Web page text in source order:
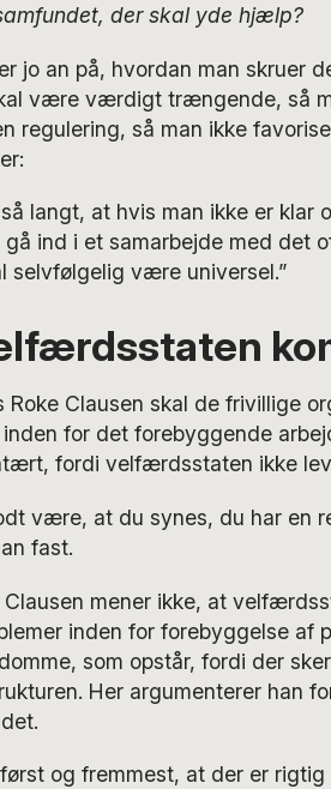
der skal yde hjælp?
jo an på, hvordan man skruer
være værdigt trængende, så
regulering, så man ikke
langt, at hvis man ikke er klar
gå ind i et samarbejde med det
selvfølgelig være universel.”
Roke Clausen skal de frivillige
for det forebyggende
fordi velfærdsstaten ikke
være, at du synes, du har en
fast.
Clausen mener ikke, at
inden for forebyggelse af
som opstår, fordi der
Her argumenterer han
og fremmest, at der er